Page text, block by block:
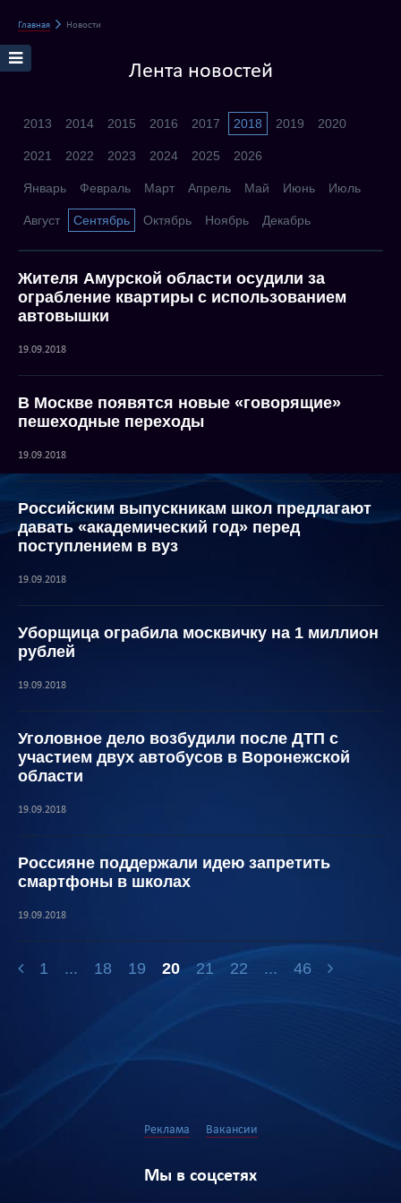
Главная Новости
Лента новостей
2013 2014 2015 2016 2017 2018 2019 2020
2021 2022 2023 2024 2025 2026
Январь Февраль Март Апрель Май Июнь Июль
Август Сентябрь Октябрь Ноябрь Декабрь
Жителя Амурской области осудили за
ограбление квартиры с использованием
автовышки
19.09.2018
В Москве появятся новые «говорящие»
пешеходные переходы
19.09.2018
Российским выпускникам школ предлагают
давать «академический год» перед
поступлением в вуз
19.09.2018
Уборщица ограбила москвичку на 1 миллион
рублей
19.09.2018
Уголовное дело возбудили после ДТП с
участием двух автобусов в Воронежской
области
19.09.2018
Россияне поддержали идею запретить
смартфоны в школах
19.09.2018
1 ... 18 19 20 21 22 ... 46
Реклама Вакансии
Мы в соцсетях